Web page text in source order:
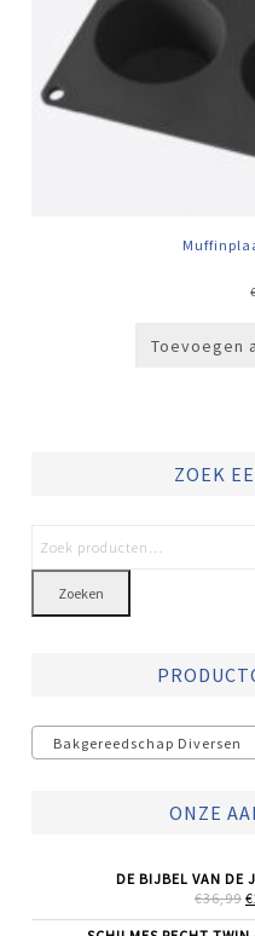
€
Toevoegen
ZOEK
Zoeken
Bakgereedschap Diversen
ONZE
DE BIJBEL VAN DE
€36,99 €